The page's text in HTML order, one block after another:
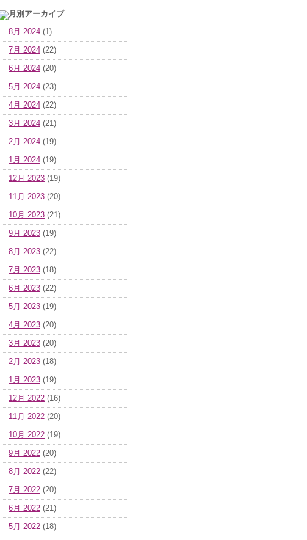
8月 2024 (1)
7月 2024 (22)
6月 2024 (20)
5月 2024 (23)
4月 2024 (22)
3月 2024 (21)
2月 2024 (19)
1月 2024 (19)
12月 2023 (19)
11月 2023 (20)
10月 2023 (21)
9月 2023 (19)
8月 2023 (22)
7月 2023 (18)
6月 2023 (22)
5月 2023 (19)
4月 2023 (20)
3月 2023 (20)
2月 2023 (18)
1月 2023 (19)
12月 2022 (16)
11月 2022 (20)
10月 2022 (19)
9月 2022 (20)
8月 2022 (22)
7月 2022 (20)
6月 2022 (21)
5月 2022 (18)